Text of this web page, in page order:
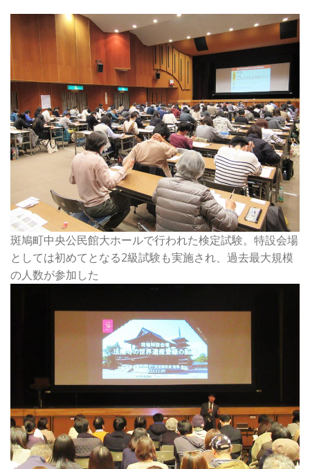
斑鳩町中央公民館大ホールで行われた検定試験。特設会場
としては初めてとなる2級試験も実施され、過去最大規模
の人数が参加した